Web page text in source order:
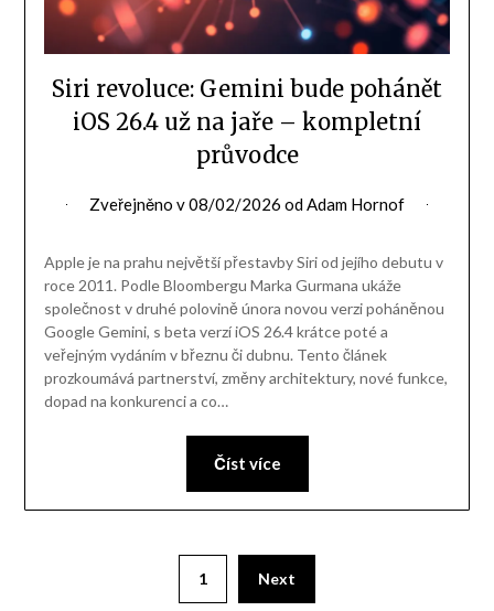
Siri revoluce: Gemini bude pohánět
iOS 26.4 už na jaře – kompletní
průvodce
Zveřejněno v08/02/2026 odAdam Hornof
Apple je na prahu největší přestavby Siri od jejího debutu v
roce 2011. Podle Bloombergu Marka Gurmana ukáže
společnost v druhé polovině února novou verzi poháněnou
Google Gemini, s beta verzí iOS 26.4 krátce poté a
veřejným vydáním v březnu či dubnu. Tento článek
prozkoumává partnerství, změny architektury, nové funkce,
dopad na konkurenci a co…
Číst více
1 Next